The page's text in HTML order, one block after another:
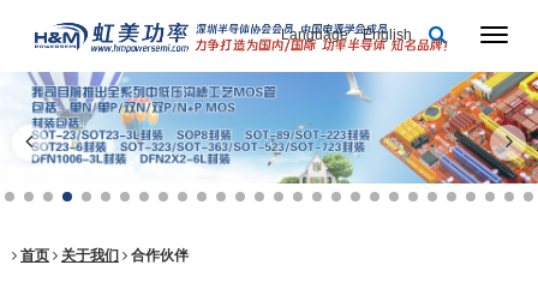
Language：English
首页 关于我们 合作伙伴